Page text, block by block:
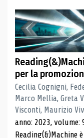
per la
Cecilia Cognigni,
Marco Mellia, Greta
Visconti, Maurizio
anno: 2023, volume:
Reading(&)Machine